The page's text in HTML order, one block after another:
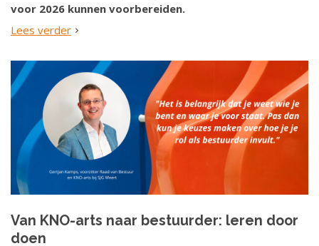
voor 2026 kunnen voorbereiden.
Lees verder
Van KNO-arts naar bestuurder: leren door
doen